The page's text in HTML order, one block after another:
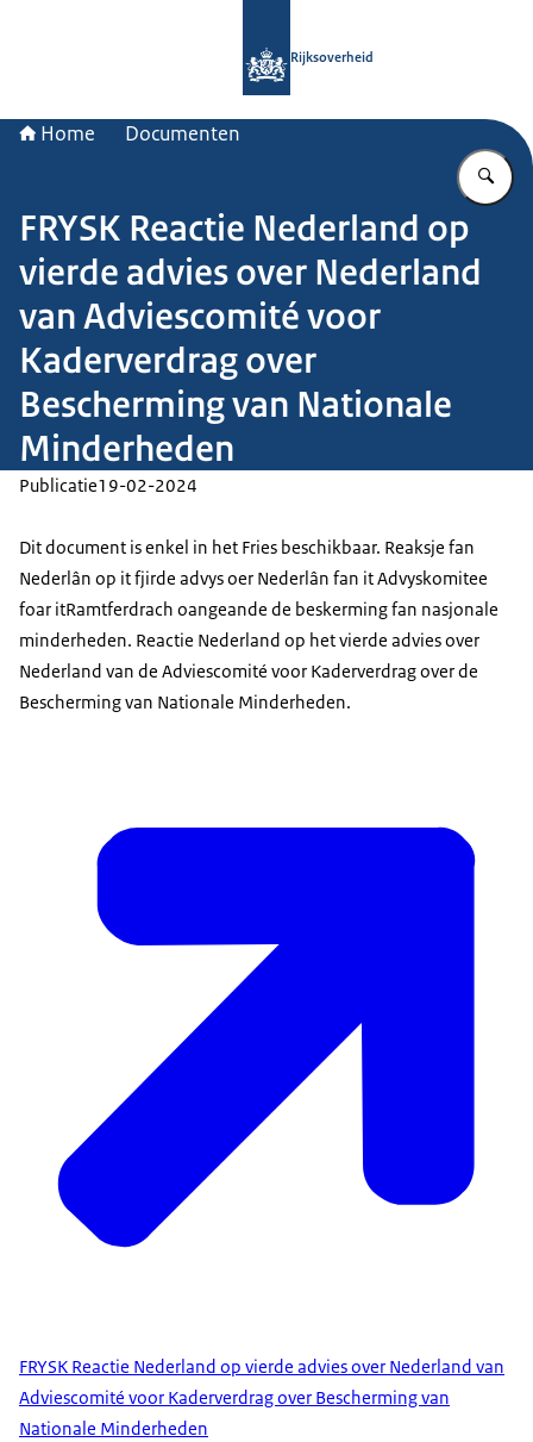
Rijksoverheid
Home Documenten
FRYSK Reactie Nederland op
vierde advies over Nederland
van Adviescomité voor
Kaderverdrag over
Bescherming van Nationale
Minderheden
Publicatie19-02-2024
Dit document is enkel in het Fries beschikbaar. Reaksje fan
Nederlân op it fjirde advys oer Nederlân fan it Advyskomitee
foar itRamtferdrach oangeande de beskerming fan nasjonale
minderheden. Reactie Nederland op het vierde advies over
Nederland van de Adviescomité voor Kaderverdrag over de
Bescherming van Nationale Minderheden.
FRYSK Reactie Nederland op vierde advies over Nederland van
Adviescomité voor Kaderverdrag over Bescherming van
Nationale Minderheden